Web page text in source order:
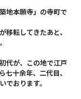
地本願寺」の寺町で
移転してきたあと、
代が、この地で江戸
七十余年、二代目、
でおります。